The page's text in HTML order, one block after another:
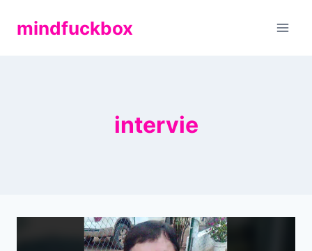
Inhaltmindfuckbox
intervie